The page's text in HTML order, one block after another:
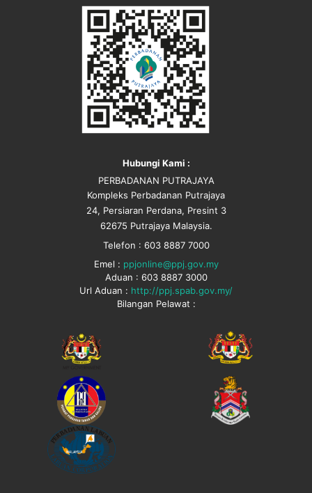
Hubungi Kami :
PERBADANAN PUTRAJAYA
Kompleks Perbadanan Putrajaya
24, Persiaran Perdana, Presint 3
62675 Putrajaya Malaysia.
Telefon : 603 8887 7000
Emel : ppjonline@ppj.gov.my
Aduan : 603 8887 3000
Url Aduan : http://ppj.spab.gov.my/
Bilangan Pelawat :